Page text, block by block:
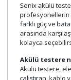
Senix akülü
profesyonellerin
farklı güç ve
arasında
kolayca
Akülü testere
Akülü testere,
çalıştıran,